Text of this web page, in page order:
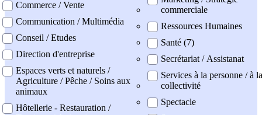
Commerce / Vente
Communication / Multimédia
Conseil / Etudes
Direction d'entreprise
Espaces verts et naturels /
Agriculture / Pêche / Soins aux
animaux
Hôtellerie - Restauration /
commerciale
Ressources Humaines
Santé (7)
Secrétariat / Assistanat
Services à la personne / à la
collectivité
Spectacle